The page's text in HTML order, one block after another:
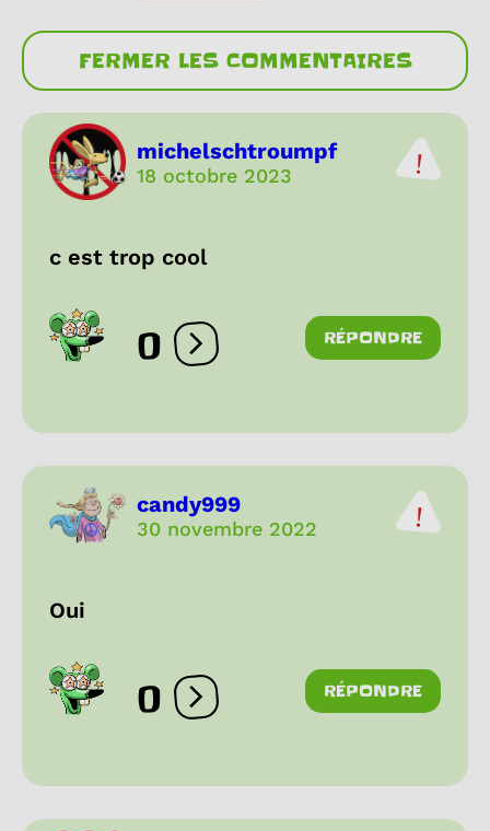
FERMER LES COMMENTAIRES
michelschtroumpf
18 octobre 2023
c est trop cool
0 Ouvrir les réactions
RÉPONDRE
candy999
30 novembre 2022
Oui
0 Ouvrir les réactions
RÉPONDRE